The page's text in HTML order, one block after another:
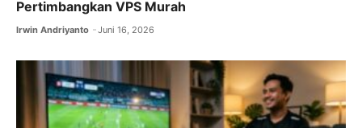
Pertimbangkan VPS Murah
Irwin Andriyanto Juni 16, 2026